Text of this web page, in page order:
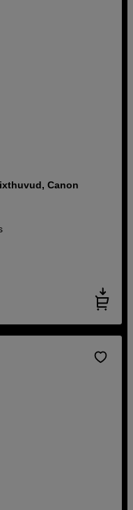
Canon